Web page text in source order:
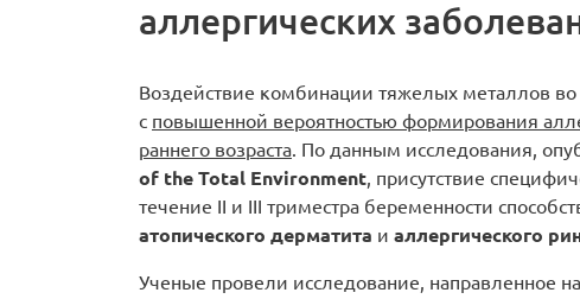
аллергических
Воздействие комбинации тяжелых металлов во
с повышенной вероятностью формирования
раннего возраста. По данным исследования,
of the Total Environment, присутствие
течение II и III триместра беременности
атопического дерматита и аллергического
Ученые провели исследование, направленное